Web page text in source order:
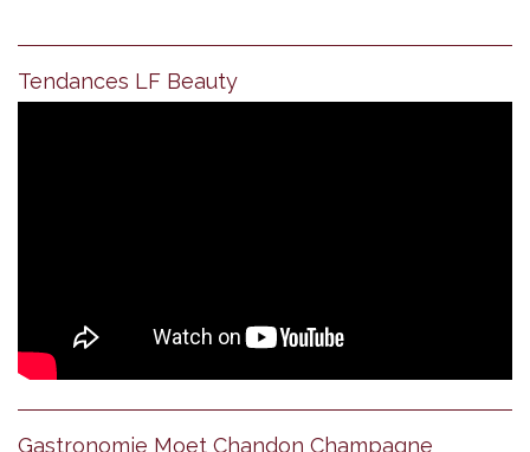
Tendances LF Beauty
Gastronomie Moet Chandon Champagne